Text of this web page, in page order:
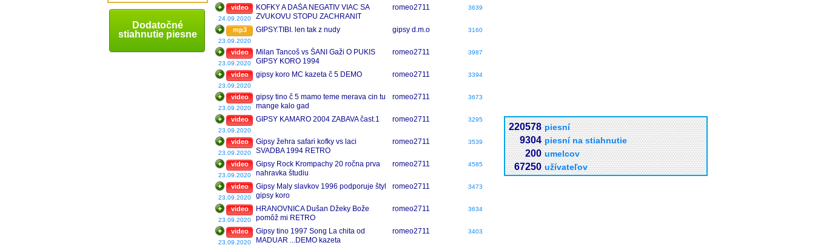
Dodatočné
stiahnutie piesne
video
24.09.2020
KOFKY A DAŠA NEGATIV VIAC SA
ZVUKOVU STOPU ZACHRANIT
NEDALO
romeo2711 3639
mp3
23.09.2020
GIPSY.TIBI. len tak z nudy gipsy d.m.o 3160
video
23.09.2020
Milan Tancoš vs ŠANI Gaži O PUKIS
GIPSY KORO 1994
romeo2711 3987
video
23.09.2020
gipsy koro MC kazeta č 5 DEMO romeo2711 3394
video
23.09.2020
gipsy tino č 5 mamo teme merava cin tu
mange kalo gad
romeo2711 3673
video
23.09.2020
GIPSY KAMARO 2004 ZABAVA čast.1 romeo2711 3295
video
23.09.2020
Gipsy žehra safari kofky vs laci
SVADBA 1994 RETRO
romeo2711 3539
video
23.09.2020
Gipsy Rock Krompachy 20 ročna prva
nahravka študiu
romeo2711 4585
video
23.09.2020
Gipsy Maly slavkov 1996 podporuje štyl
gipsy koro
romeo2711 3473
video
23.09.2020
HRANOVNICA Dušan Džeky Bože
pomôž mi RETRO
romeo2711 3634
video
23.09.2020
Gipsy tino 1997 Song La chita od
MADUAR ...DEMO kazeta
romeo2711 3403
220578 piesní
9304 piesní na stiahnutie
200 umelcov
67250 užívateľov